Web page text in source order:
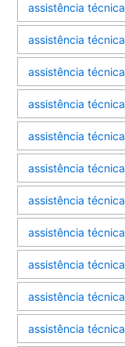
assistência
assistência
assistência
assistência
assistência
assistência
assistência
assistência
assistência
assistência
assistência